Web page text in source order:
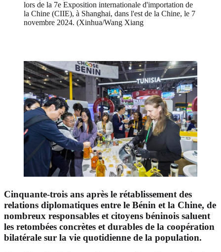
lors de la 7e Exposition internationale d'importation de
la Chine (CIIE), à Shanghai, dans l'est de la Chine, le 7
novembre 2024. (Xinhua/Wang Xiang
Cinquante-trois ans après le rétablissement des
relations diplomatiques entre le Bénin et la Chine, de
nombreux responsables et citoyens béninois saluent
les retombées concrètes et durables de la coopération
bilatérale sur la vie quotidienne de la population.